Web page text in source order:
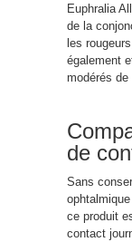
Euphralia
de la
les
également
modérés de
de
Sans
ce produit
contact